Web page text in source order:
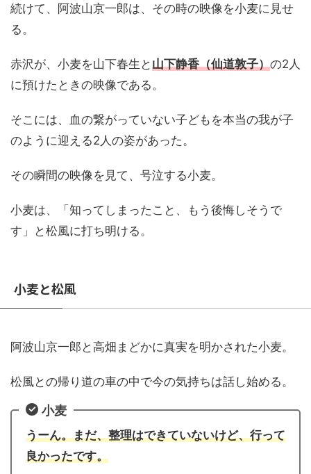
続けて、阿波山京一郎は、その時の映像を小麦に見せ
る。
赤沢が、小麦を山下春生と山下静香（仙道敦子）の2人
に預けたときの映像である。
そこには、血の繋がっていない子どもを本当の我が子
のように迎える2人の姿があった。
その瞬間の映像を見て、号泣する小麦。
小麦は、「知ってしまったこと、もう後悔しそうで
す」と松風に打ち明ける。
小麦と松風
阿波山京一郎と高畑まどかに真実を明かされた小麦。
松風との帰り道の車の中で今の気持ちは話し始める。
小麦
うーん。まだ、整理はできていないけど、行って
良かったです。